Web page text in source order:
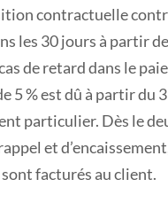
contractuelle
les 30 jours à partir
de retard dans le
5 % est dû à partir du
particulier. Dès le
et
facturés au client.